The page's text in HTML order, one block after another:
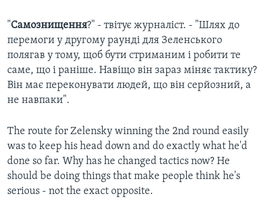
"Самознищення?" - твітує журналіст. - "Шлях до
перемоги у другому раунді для Зеленського
полягав у тому, щоб бути стриманим і робити те
саме, що і раніше. Навіщо він зараз міняє тактику?
Він має переконувати людей, що він серйозний, а
не навпаки".
The route for Zelensky winning the 2nd round easily
was to keep his head down and do exactly what he'd
done so far. Why has he changed tactics now? He
should be doing things that make people think he's
serious - not the exact opposite.